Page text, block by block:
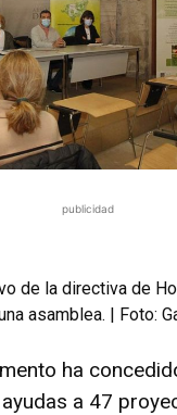
publicidad
de la directiva de
asamblea. | Foto:
ha
a 47